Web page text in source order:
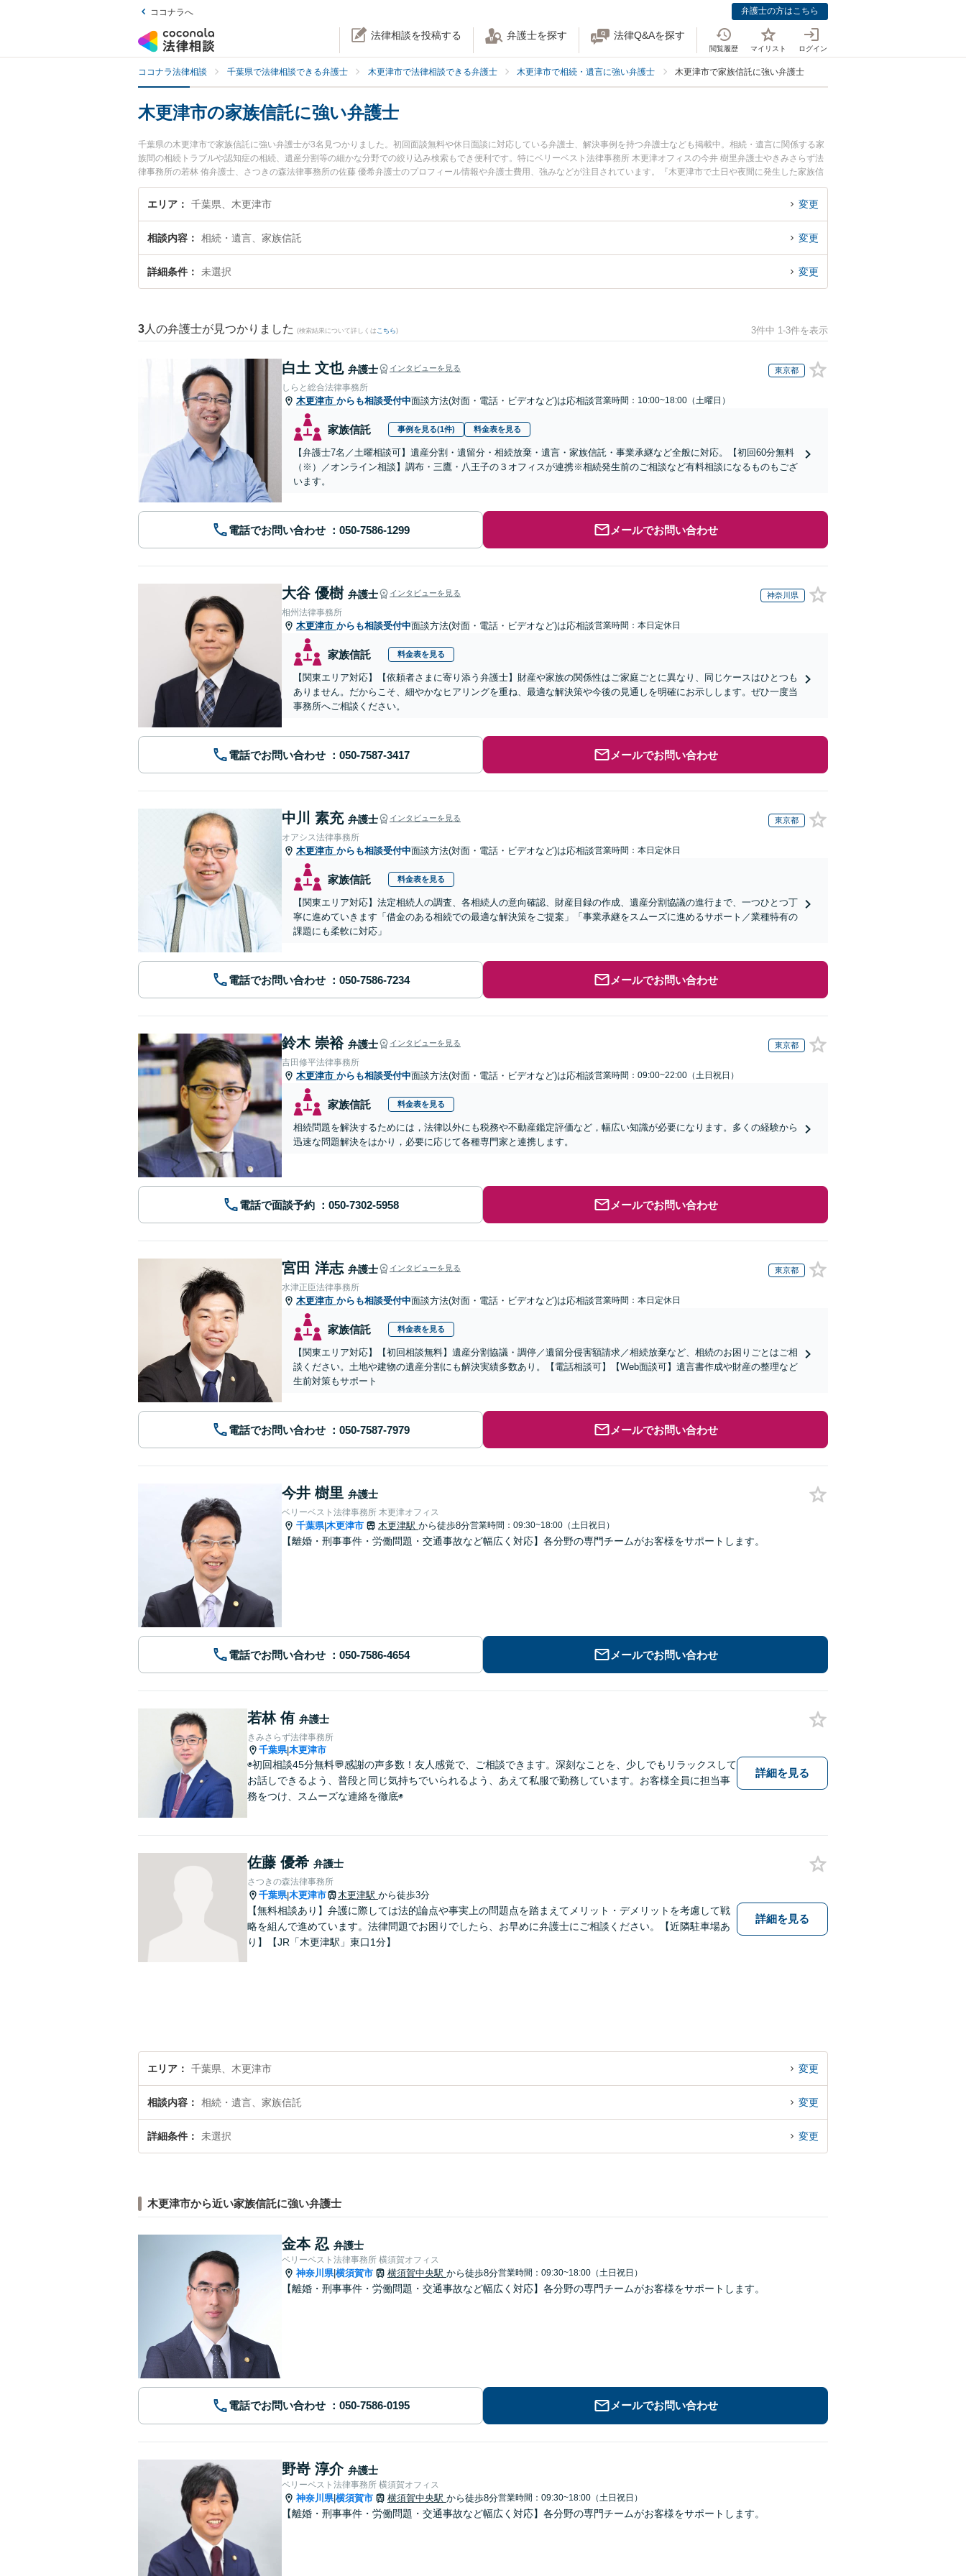
ココナラへ 弁護士の方はこちら
法律相談を投稿する 弁護士を探す 法律Q&Aを探す
閲覧履歴 マイリスト ログイン
ココナラ法律相談 千葉県で法律相談できる弁護士 木更津市で法律相談できる弁護士 木更津市で相続・遺言に強い弁護士 木更津市で家族信託に強い弁護士
木更津市の家族信託に強い弁護士
千葉県の木更津市で家族信託に強い弁護士が3名見つかりました。初回面談無料や休日面談に対応している弁護士、解決事例を持つ弁護士なども掲載中。相続・遺言に関係する家
族間の相続トラブルや認知症の相続、遺産分割等の細かな分野での絞り込み検索もでき便利です。特にベリーベスト法律事務所 木更津オフィスの今井 樹里弁護士やきみさらず法
律事務所の若林 侑弁護士、さつきの森法律事務所の佐藤 優希弁護士のプロフィール情報や弁護士費用、強みなどが注目されています。『木更津市で土日や夜間に発生した家族信
託のトラブルを今すぐに弁護士に相談したい』『家族信託のトラブル解決の実績豊富な近くの弁護士を検索したい』『初回相談無料で家族信託を法律相談できる木更津市内の弁護
士に相談予約したい』などでお困りの相談者さんにおすすめです。
エリア 千葉県、木更津市 変更
相談内容 相続・遺言、家族信託 変更
詳細条件 未選択 変更
3 人の弁護士が見つかりました (検索結果について詳しくは こちら) 3件中 1-3件を表示
白土 文也 弁護士 インタビューを見る 東京都
しらと総合法律事務所
木更津市 からも相談受付中面談方法(対面・電話・ビデオなど)は応相談営業時間：10:00~18:00（土曜日）
家族信託 事例を見る(1件) 料金表を見る
【弁護士7名／土曜相談可】遺産分割・遺留分・相続放棄・遺言・家族信託・事業承継など全般に対応。【初回60分無料
（※）／オンライン相談】調布・三鷹・八王子の３オフィスが連携※相続発生前のご相談など有料相談になるものもござ
います。
電話でお問い合わせ メールでお問い合わせ
大谷 優樹 弁護士 インタビューを見る 神奈川県
相州法律事務所
木更津市 からも相談受付中面談方法(対面・電話・ビデオなど)は応相談営業時間：本日定休日
家族信託 料金表を見る
【関東エリア対応】【依頼者さまに寄り添う弁護士】財産や家族の関係性はご家庭ごとに異なり、同じケースはひとつも
ありません。だからこそ、細やかなヒアリングを重ね、最適な解決策や今後の見通しを明確にお示しします。ぜひ一度当
事務所へご相談ください。
電話でお問い合わせ メールでお問い合わせ
中川 素充 弁護士 インタビューを見る 東京都
オアシス法律事務所
木更津市 からも相談受付中面談方法(対面・電話・ビデオなど)は応相談営業時間：本日定休日
家族信託 料金表を見る
【関東エリア対応】法定相続人の調査、各相続人の意向確認、財産目録の作成、遺産分割協議の進行まで、一つひとつ丁
寧に進めていきます「借金のある相続での最適な解決策をご提案」「事業承継をスムーズに進めるサポート／業種特有の
課題にも柔軟に対応」
電話でお問い合わせ メールでお問い合わせ
鈴木 崇裕 弁護士 インタビューを見る 東京都
吉田修平法律事務所
木更津市 からも相談受付中面談方法(対面・電話・ビデオなど)は応相談営業時間：09:00~22:00（土日祝日）
家族信託 料金表を見る
相続問題を解決するためには，法律以外にも税務や不動産鑑定評価など，幅広い知識が必要になります。多くの経験から
迅速な問題解決をはかり，必要に応じて各種専門家と連携します。
電話で面談予約 メールでお問い合わせ
宮田 洋志 弁護士 インタビューを見る 東京都
水津正臣法律事務所
木更津市 からも相談受付中面談方法(対面・電話・ビデオなど)は応相談営業時間：本日定休日
家族信託 料金表を見る
【関東エリア対応】【初回相談無料】遺産分割協議・調停／遺留分侵害額請求／相続放棄など、相続のお困りごとはご相
談ください。土地や建物の遺産分割にも解決実績多数あり。【電話相談可】【Web面談可】遺言書作成や財産の整理など
生前対策もサポート
電話でお問い合わせ メールでお問い合わせ
今井 樹里 弁護士
ベリーベスト法律事務所 木更津オフィス
千葉県|木更津市 木更津駅 から徒歩8分営業時間：09:30~18:00（土日祝日）
【離婚・刑事事件・労働問題・交通事故など幅広く対応】各分野の専門チームがお客様をサポートします。
電話でお問い合わせ メールでお問い合わせ
若林 侑 弁護士
きみさらず法律事務所
千葉県|木更津市
◉初回相談45分無料💬感謝の声多数！友人感覚で、ご相談できます。深刻なことを、少しでもリラックスして
お話しできるよう、普段と同じ気持ちでいられるよう、あえて私服で勤務しています。お客様全員に担当事
務をつけ、スムーズな連絡を徹底◉
詳細を見る
佐藤 優希 弁護士
さつきの森法律事務所
千葉県|木更津市 木更津駅 から徒歩3分
【無料相談あり】弁護に際しては法的論点や事実上の問題点を踏まえてメリット・デメリットを考慮して戦
略を組んで進めています。法律問題でお困りでしたら、お早めに弁護士にご相談ください。【近隣駐車場あ
り】【JR「木更津駅」東口1分】
詳細を見る
エリア 千葉県、木更津市 変更
相談内容 相続・遺言、家族信託 変更
詳細条件 未選択 変更
木更津市から近い家族信託に強い弁護士
金本 忍 弁護士
ベリーベスト法律事務所 横須賀オフィス
神奈川県|横須賀市 横須賀中央駅 から徒歩8分営業時間：09:30~18:00（土日祝日）
【離婚・刑事事件・労働問題・交通事故など幅広く対応】各分野の専門チームがお客様をサポートします。
電話でお問い合わせ メールでお問い合わせ
野嵜 淳介 弁護士
ベリーベスト法律事務所 横須賀オフィス
神奈川県|横須賀市 横須賀中央駅 から徒歩8分営業時間：09:30~18:00（土日祝日）
【離婚・刑事事件・労働問題・交通事故など幅広く対応】各分野の専門チームがお客様をサポートします。